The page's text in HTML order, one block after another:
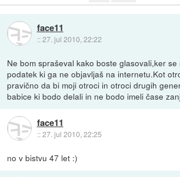
face11
::27. jul 2010, 22:22
Ne bom spraševal kako boste glasovali,ker
podatek ki ga ne objavljaš na internetu.Kot
pravično da bi moji otroci in otroci drugih
babice ki bodo delali in ne bodo imeli čase
face11
::27. jul 2010, 22:25
no v bistvu 47 let :)